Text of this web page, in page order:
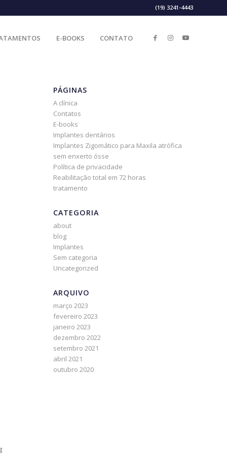
(19) 3241-4443
E-BOOKS CONTATO
PÁGINAS
A clínica
Contatos
E-books
Implantes dentários
Implantes Zigomático para Maxila atrófica
sem enxerto ósse
Política de privacidade
Reabilitação total em 72 horas
tratamento
CATEGORIA
about
blog
Implantes
Sem categoria
Uncategorized
ARQUIVO
março 2023
fevereiro 2023
janeiro 2023
dezembro 2022
setembro 2021
abril 2021
outubro 2020